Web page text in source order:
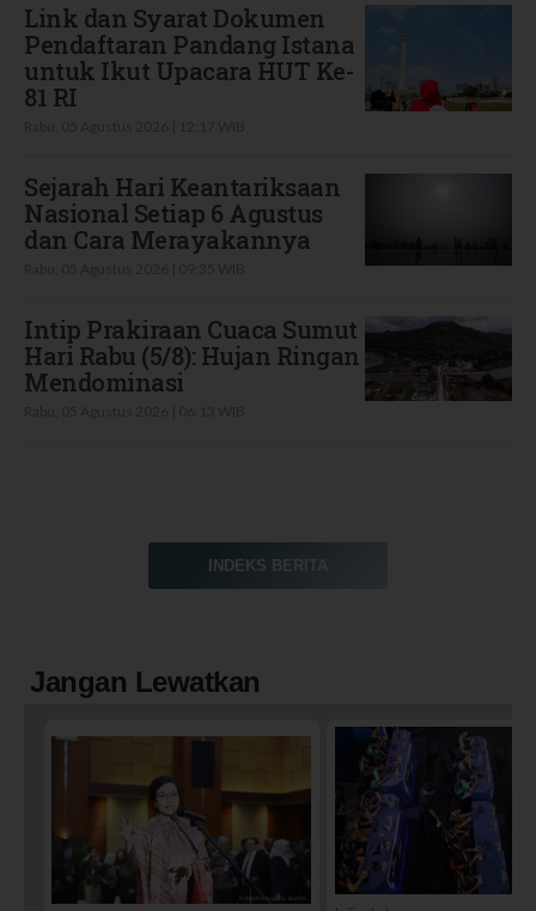
Link dan Syarat Dokumen
Pendaftaran Pandang Istana
untuk Ikut Upacara HUT Ke-
81 RI
Sejarah Hari Keantariksaan
Nasional Setiap 6 Agustus
dan Cara Merayakannya
Intip Prakiraan Cuaca Sumut
Hari Rabu (5/8): Hujan Ringan
Mendominasi
INDEKS BERITA
Jangan Lewatkan